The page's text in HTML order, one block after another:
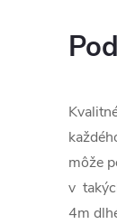
môže
v
4m